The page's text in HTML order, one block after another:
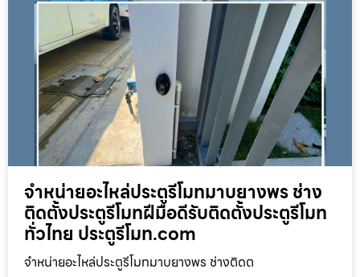
จำหน่ายอะไหล่ประตูรีโมทมาบยางพร ช่าง
ติดตั้งประตูรีโมทฝีมือดีรับติดตั้งประตูรีโมท
ทั่วไทย ประตูรีโมท.com
จำหน่ายอะไหล่ประตูรีโมทมาบยางพร ช่างติดต